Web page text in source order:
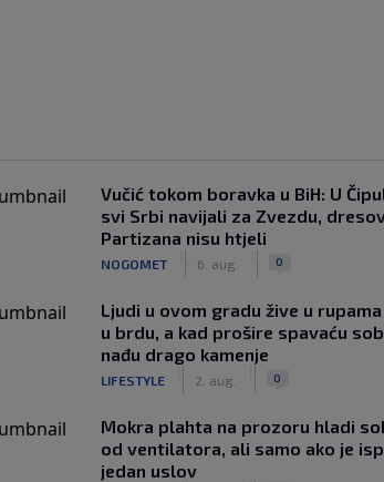
Vučić tokom boravka u BiH: U
svi Srbi navijali za Zvezdu,
Partizana nisu htjeli
NOGOMET 6. aug. 0
Ljudi u ovom gradu žive u
u brdu, a kad prošire spavaću
nađu drago kamenje
LIFESTYLE 2. aug. 0
Mokra plahta na prozoru hladi
od ventilatora, ali samo ako je
jedan uslov